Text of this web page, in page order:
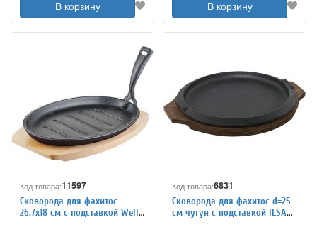
В корзину В корзину
Код товара:11597
Сковорода для фахитос
26.7x18 см с подставкой Wells
Код товара:6831
Сковорода для фахитос d=25
см чугун с подставкой ILSA